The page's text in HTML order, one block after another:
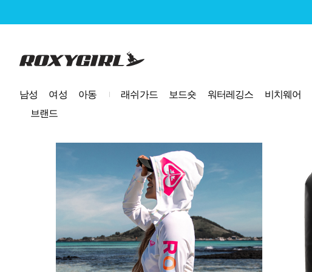
로고
남성 여성 아동 래쉬가드 보드숏 워터레깅스 비치웨어
브랜드